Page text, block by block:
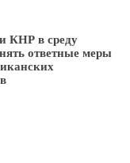
КНР в среду
ответные меры